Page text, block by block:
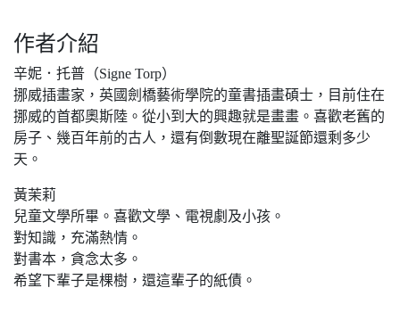
作者介紹
辛妮．托普（Signe Torp）
挪威插畫家，英國劍橋藝術學院的童書插畫碩士，目前住在
挪威的首都奧斯陸。從小到大的興趣就是畫畫。喜歡老舊的
房子、幾百年前的古人，還有倒數現在離聖誕節還剩多少
天。
黃茉莉
兒童文學所畢。喜歡文學、電視劇及小孩。
對知識，充滿熱情。
對書本，貪念太多。
希望下輩子是棵樹，還這輩子的紙債。